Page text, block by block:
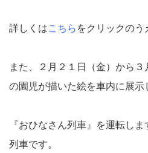
詳しくはこちら をクリックのう
また、２月２１日（金）から
の園児が描いた絵を車内に展示
『おひなさん列車』を運転し
列車です。